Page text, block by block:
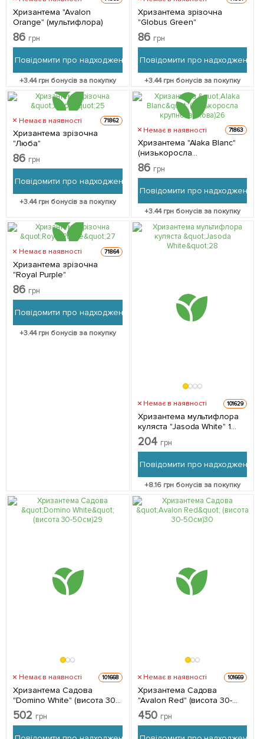
Хризантема "Avalon
Orange" (мультифлора)
86 грн
Повідомити про надходження
+3.44грн бонусів за покупку
Хризантема зрізочна
"Globus Green"
86 грн
Повідомити про надходження
+3.44грн бонусів за покупку
Немає в наявності 71862
Хризантема зрізочна
"Люба"
86 грн
Повідомити про надходження
+3.44грн бонусів за покупку
Немає в наявності 71863
Хризантема "Alaka Blanc"
(низькоросла
крупноквіткова)
86 грн
Повідомити про надходження
+3.44грн бонусів за покупку
Немає в наявності 71864
Хризантема зрізочна
"Royal Purple"
86 грн
Повідомити про надходження
+3.44грн бонусів за покупку
Немає в наявності 101629
Хризантема мультифлора
куляста "Jasoda White" 1
саджанець в упаковці
204 грн
Повідомити про надходження
+8.16грн бонусів за покупку
Немає в наявності 101668
Хризантема Садова
"Domino White" (висота 30-
50см) 1 саджанець в
упаковці
502 грн
Немає в наявності 101669
Хризантема Садова
"Avalon Red" (висота 30-
50см) 1 саджанець в
упаковці
450 грн